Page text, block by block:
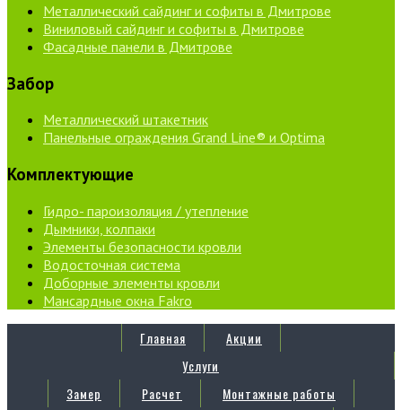
Металлический сайдинг и софиты в Дмитрове
Виниловый сайдинг и софиты в Дмитрове
Фасадные панели в Дмитрове
Забор
Металлический штакетник
Панельные ограждения Grand Line® и Optima
Комплектующие
Гидро- пароизоляция / утепление
Дымники, колпаки
Элементы безопасности кровли
Водосточная система
Доборные элементы кровли
Мансардные окна Fakro
Главная
Акции
Услуги
Замер
Расчет
Монтажные работы